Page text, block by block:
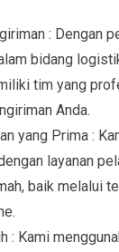
: Dengan
bidang
tim yang
Anda.
yang Prima :
layanan
baik melalui
: Kami